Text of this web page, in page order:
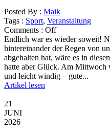
Posted By : Maik
Tags : Sport, Veranstaltung
Comments : Off
Endlich war es wieder soweit!
hintereinander der Regen von
abgehalten hat, wäre es in
hatte aber Glück. Am Mittwoch
und leicht windig – gute...
Artikel lesen
21
JUNI
2026